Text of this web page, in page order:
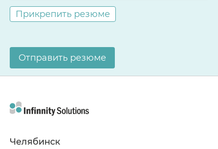
Прикрепить резюме
Челябинск